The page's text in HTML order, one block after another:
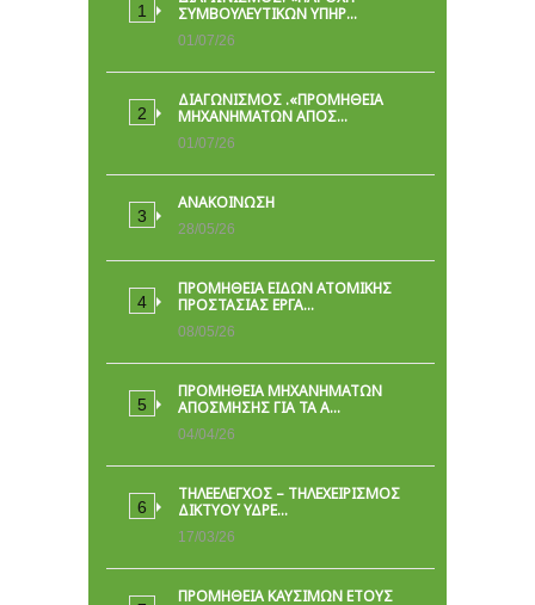
ΣΥΜΒΟΥΛΕΥΤΙΚΏΝ ΥΠΗΡ…
01/07/26
ΔΙΑΓΩΝΙΣΜΟΣ .«ΠΡΟΜΗΘΕΙΑ
ΜΗΧΑΝΗΜΑΤΩΝ ΑΠΟΣ…
01/07/26
ΑΝΑΚΟΙΝΩΣΗ
28/05/26
ΠΡΟΜΉΘΕΙΑ ΕΙΔΏΝ ΑΤΟΜΙΚΉΣ
ΠΡΟΣΤΑΣΊΑΣ ΕΡΓΑ…
08/05/26
ΠΡΟΜΗΘΕΙΑ ΜΗΧΑΝΗΜΑΤΩΝ
ΑΠΟΣΜΗΣΗΣ ΓΙΑ ΤΑ Α…
04/04/26
ΤΗΛΕΕΛΕΓΧΟΣ – ΤΗΛΕΧΕΙΡΙΣΜΟΣ
ΔΙΚΤΥΟΥ ΥΔΡΕ…
17/03/26
ΠΡΟΜΗΘΕΙΑ ΚΑΥΣΙΜΩΝ ΕΤΟΥΣ